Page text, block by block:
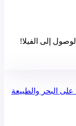
على البحر والطبيعة